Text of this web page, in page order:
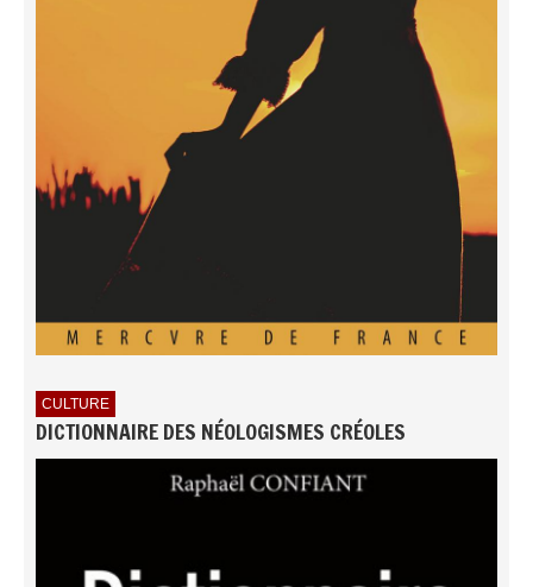
CULTURE
DICTIONNAIRE DES NÉOLOGISMES CRÉOLES